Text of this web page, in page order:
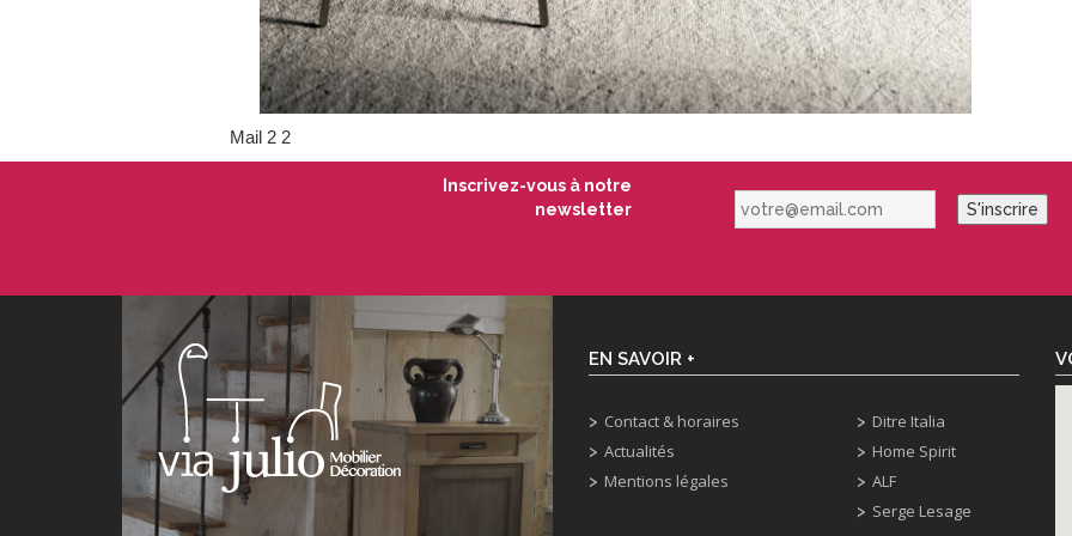
Mail 2 2
Inscrivez-vous à notre
newsletter
votre@email.com S'inscrire
EN SAVOIR +
Contact & horaires
Actualités
Mentions légales
Ditre Italia
Home Spirit
ALF
Serge Lesage